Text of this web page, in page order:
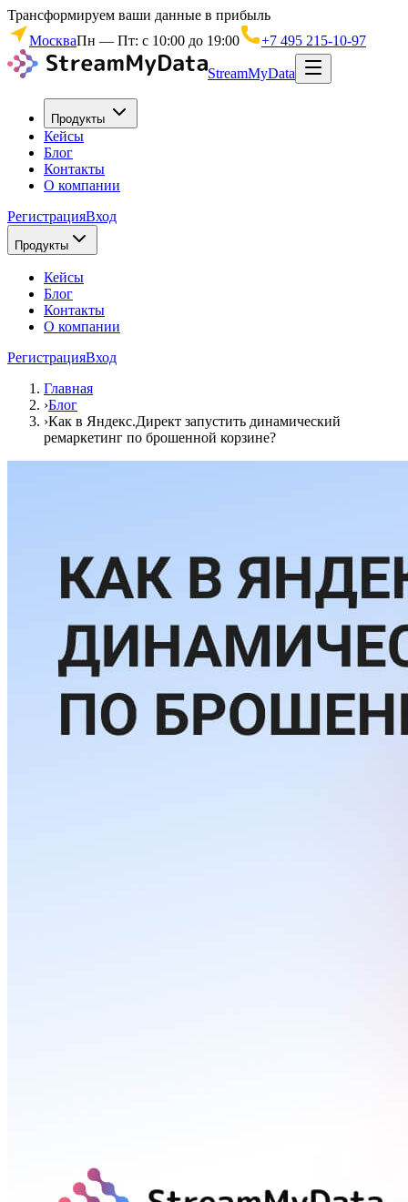
Трансформируем ваши данные в прибыль
МоскваПн — Пт: с 10:00 до 19:00 +7 495 215-10-97
StreamMyData
Продукты
Кейсы
Блог
Контакты
О компании
РегистрацияВход
Продукты
Кейсы
Блог
Контакты
О компании
РегистрацияВход
Главная
›Блог
›Как в Яндекс.Директ запустить динамический
ремаркетинг по брошенной корзине?